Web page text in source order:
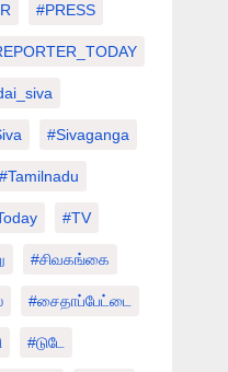
#PRESS
#Sivaganga
#tamilnadu
#TV
#சிவகங்கை
#சைதாப்பேட்டை
#டுடே